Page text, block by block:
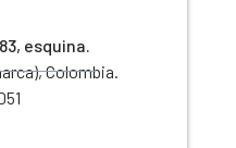
esquina.
Colombia.